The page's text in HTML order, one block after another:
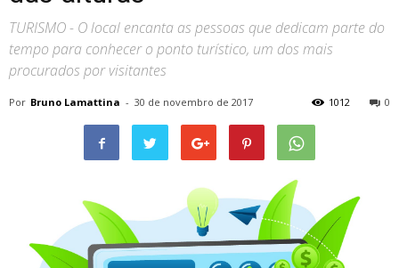
TURISMO - O local encanta as pessoas que dedicam parte do
tempo para conhecer o ponto turístico, um dos mais
procurados por visitantes
Por Bruno Lamattina - 30 de novembro de 2017 0
1012